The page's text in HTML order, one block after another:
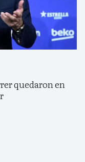
quedaron en